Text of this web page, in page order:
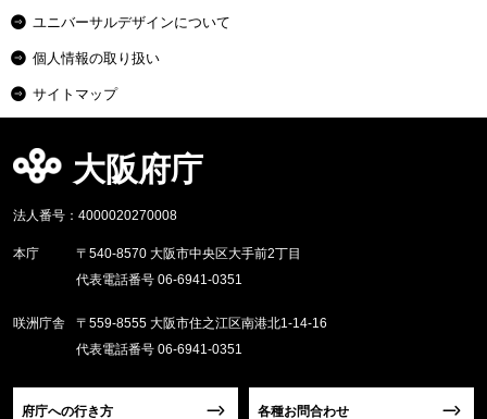
ユニバーサルデザインについて
個人情報の取り扱い
サイトマップ
大阪府庁
法人番号：4000020270008
本庁
〒540-8570 大阪市中央区大手前2丁目
代表電話番号 06-6941-0351
咲洲庁舎
〒559-8555 大阪市住之江区南港北1-14-16
代表電話番号 06-6941-0351
府庁への行き方 各種お問合わせ